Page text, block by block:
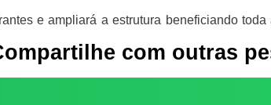
e ampliará a estrutura beneficiando toda
com outras